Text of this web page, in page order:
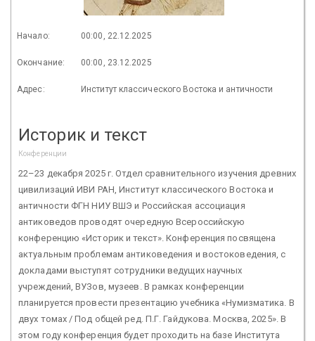
Начало: 00:00, 22.12.2025
Окончание: 00:00, 23.12.2025
Адрес: Институт классического Востока и античности
Историк и текст
Конференции
22–23 декабря 2025 г. Отдел сравнительного изучения древних
цивилизаций ИВИ РАН, Институт классического Востока и
античности ФГН НИУ ВШЭ и Российская ассоциация
антиковедов проводят очередную Всероссийскую
конференцию «Историк и текст». Конференция посвящена
актуальным проблемам антиковедения и востоковедения, с
докладами выступят сотрудники ведущих научных
учреждений, ВУЗов, музеев. В рамках конференции
планируется провести презентацию учебника «Нумизматика. В
двух томах / Под общей ред. П.Г. Гайдукова. Москва, 2025». В
этом году конференция будет проходить на базе Института